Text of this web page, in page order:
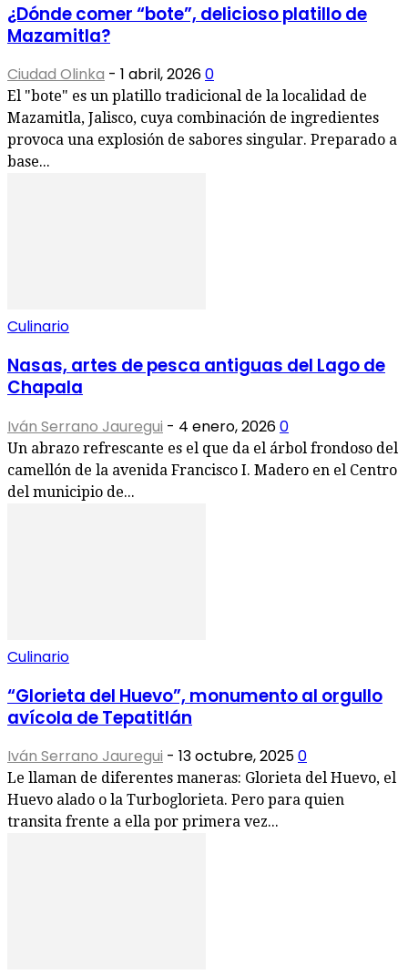
¿Dónde comer “bote”, delicioso platillo de
Mazamitla?
Ciudad Olinka - 1 abril, 20260
El "bote" es un platillo tradicional de la localidad de
Mazamitla, Jalisco, cuya combinación de ingredientes
provoca una explosión de sabores singular. Preparado a
base...
Culinario
Nasas, artes de pesca antiguas del Lago de
Chapala
Iván Serrano Jauregui - 4 enero, 20260
Un abrazo refrescante es el que da el árbol frondoso del
camellón de la avenida Francisco I. Madero en el Centro
del municipio de...
Culinario
“Glorieta del Huevo”, monumento al orgullo
avícola de Tepatitlán
Iván Serrano Jauregui - 13 octubre, 20250
Le llaman de diferentes maneras: Glorieta del Huevo, el
Huevo alado o la Turboglorieta. Pero para quien
transita frente a ella por primera vez...